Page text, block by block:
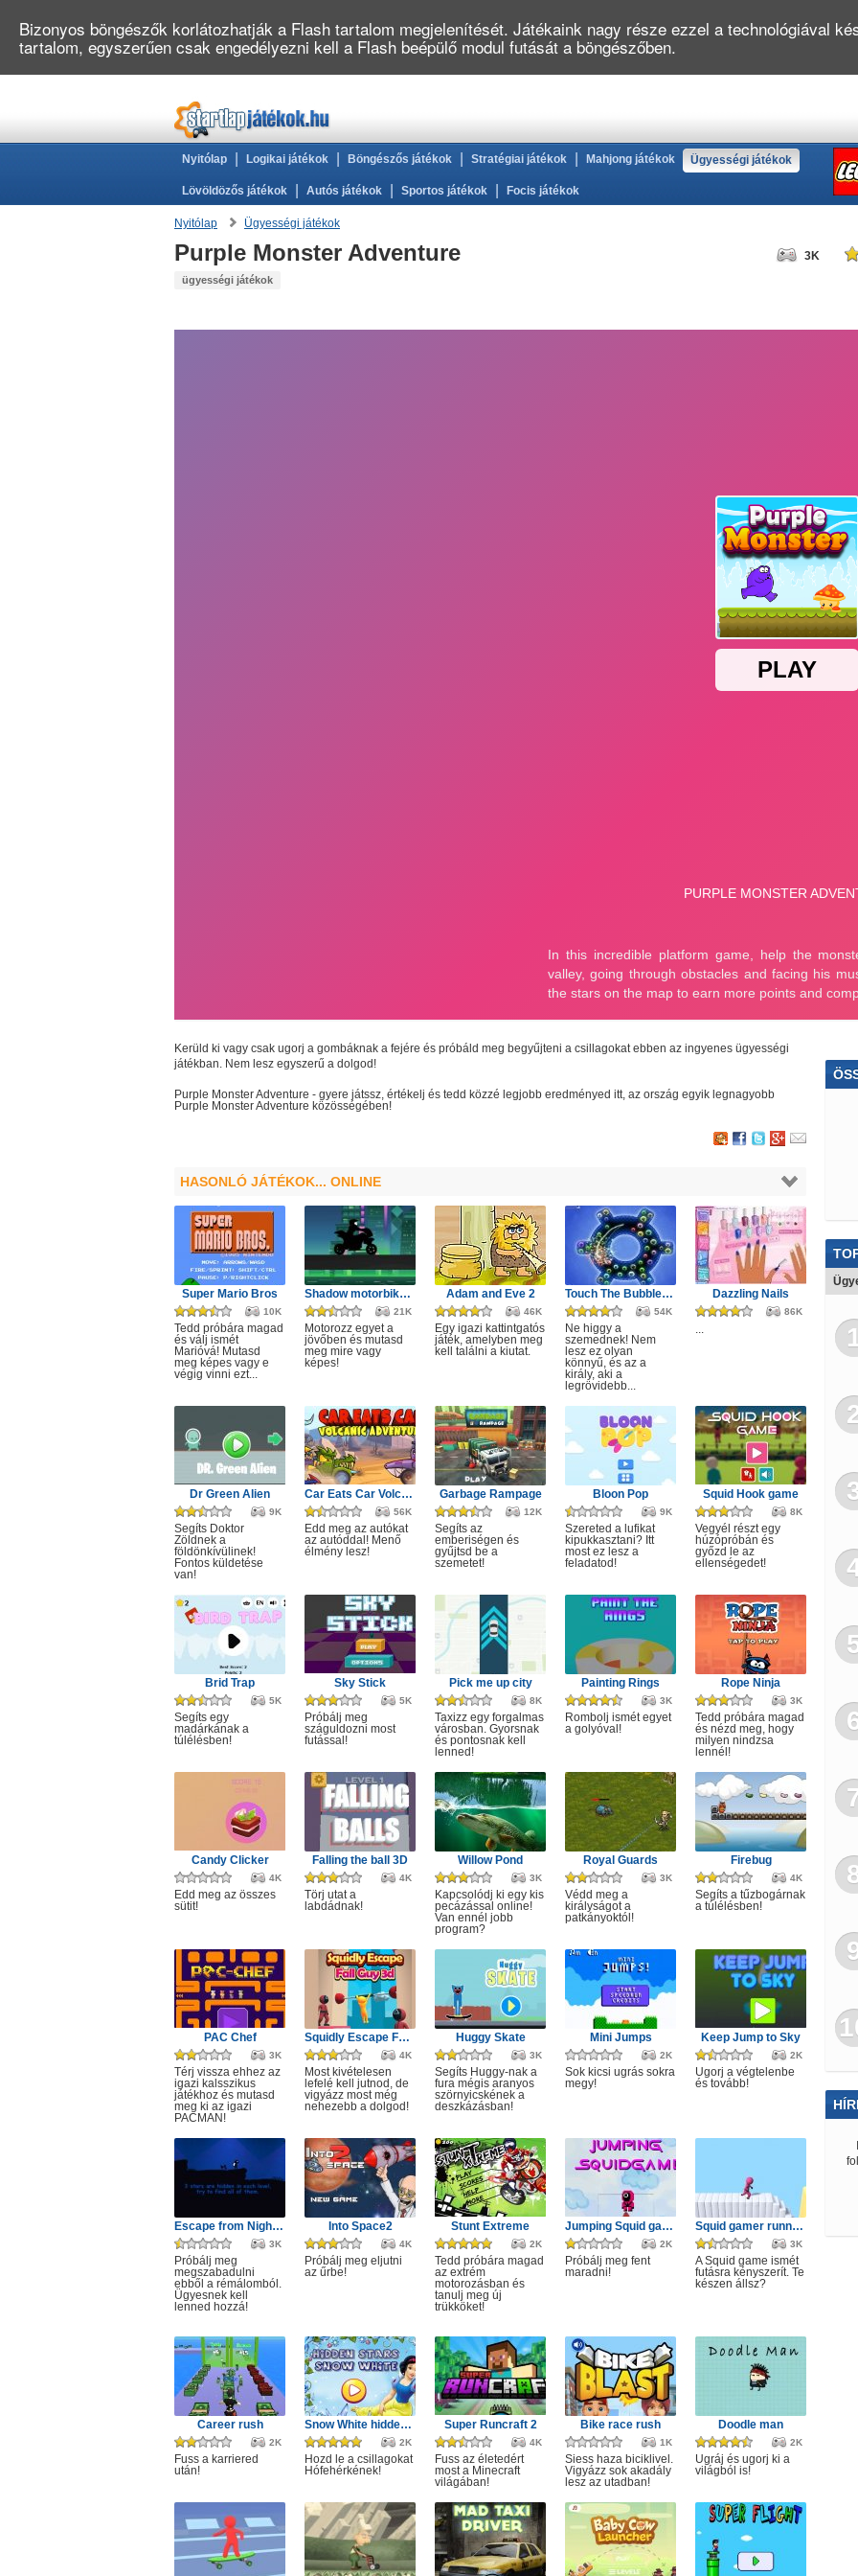
Nyitólap Logikai játékok Böngészős játékok Stratégiai játékok Mahjong játékok Ügyességi játékok
Lövöldözős játékok Autós játékok Sportos játékok Focis játékok
Nyitólap Ügyességi játékok
Purple Monster Adventure
ügyességi játékok
3K
Kerüld ki vagy csak ugorj a gombáknak a fejére és próbáld meg begyűjteni a csillagokat ebben az ingyenes ügyességi
játékban. Nem lesz egyszerű a dolgod!
Purple Monster Adventure - gyere játssz, értékelj és tedd közzé legjobb eredményed itt, az ország egyik legnagyobb
Purple Monster Adventure közösségében!
HASONLÓ JÁTÉKOK... ONLINE
Super Mario Bros
10K
Tedd próbára magad
és válj ismét
Marióvá! Mutasd
meg képes vagy e
végig vinni ezt...
Shadow motorbike rider game
21K
Motorozz egyet a
jövőben és mutasd
meg mire vagy
képes!
Adam and Eve 2
46K
Egy igazi kattintgatós
játék, amelyben meg
kell találni a kiutat.
Touch The Bubbles 4
54K
Ne higgy a
szemednek! Nem
lesz ez olyan
könnyű, és az a
király, aki a
legrövidebb...
Dazzling Nails
86K
...
Dr Green Alien
9K
Segíts Doktor
Zöldnek a
földönkívülinek!
Fontos küldetése
van!
Car Eats Car Volcanic Adventure
56K
Edd meg az autókat
az autóddal! Menő
élmény lesz!
Garbage Rampage
12K
Segíts az
emberiségen és
gyűjtsd be a
szemetet!
Bloon Pop
9K
Szereted a lufikat
kipukkasztani? Itt
most ez lesz a
feladatod!
Squid Hook game
8K
Vegyél részt egy
húzópróbán és
győzd le az
ellenségedet!
Brid Trap
5K
Segíts egy
madárkának a
túlélésben!
Sky Stick
5K
Próbálj meg
száguldozni most
futással!
Pick me up city
8K
Taxizz egy forgalmas
városban. Gyorsnak
és pontosnak kell
lenned!
Painting Rings
3K
Rombolj ismét egyet
a golyóval!
Rope Ninja
3K
Tedd próbára magad
és nézd meg, hogy
milyen nindzsa
lennél!
Candy Clicker
4K
Edd meg az összes
sütit!
Falling the ball 3D
4K
Törj utat a
labdádnak!
Willow Pond
3K
Kapcsolódj ki egy kis
pecázással online!
Van ennél jobb
program?
Royal Guards
3K
Védd meg a
királyságot a
patkányoktól!
Firebug
4K
Segíts a tűzbogárnak
a túlélésben!
PAC Chef
3K
Térj vissza ehhez az
igazi kalsszikus
játékhoz és mutasd
meg ki az igazi
PACMAN!
Squidly Escape Fall Guy 3D
4K
Most kivételesen
lefelé kell jutnod, de
vigyázz most még
nehezebb a dolgod!
Huggy Skate
3K
Segíts Huggy-nak a
fura mégis aranyos
szörnyicskének a
deszkázásban!
Mini Jumps
2K
Sok kicsi ugrás sokra
megy!
Keep Jump to Sky
2K
Ugorj a végtelenbe
és tovább!
Escape from Nightmare
3K
Próbálj meg
megszabadulni
ebből a rémálomból.
Ügyesnek kell
lenned hozzá!
Into Space2
4K
Próbálj meg eljutni
az űrbe!
Stunt Extreme
2K
Tedd próbára magad
az extrém
motorozásban és
tanulj meg új
trükköket!
Jumping Squid game
2K
Próbálj meg fent
maradni!
Squid gamer runner obstacle
3K
A Squid game ismét
futásra kényszerít. Te
készen állsz?
Career rush
2K
Fuss a karriered
után!
Snow White hidden stars
2K
Hozd le a csillagokat
Hófehérkének!
Super Runcraft 2
4K
Fuss az életedért
most a Minecraft
világában!
Bike race rush
1K
Siess haza biciklivel.
Vigyázz sok akadály
lesz az utadban!
Doodle man
2K
Ugráj és ugorj ki a
világból is!
Bizonyos böngészők korlátozhatják a Flash tartalom megjelenítését. Játékaink nagy része ezzel a technológiával
tartalom, egyszerűen csak engedélyezni kell a Flash beépülő modul futását a böngészőben.